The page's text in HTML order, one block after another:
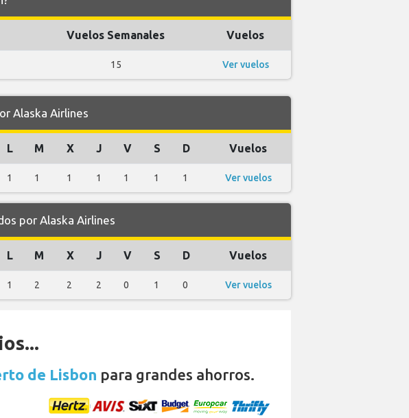
Vuelos Semanales Vuelos
15 Ver vuelos
Alaska Airlines
L M X J V S D Vuelos
1 1 1 1 1 1 1 Ver vuelos
por Alaska Airlines
L M X J V S D Vuelos
1 2 2 2 0 1 0 Ver vuelos
de Lisbon para grandes ahorros.